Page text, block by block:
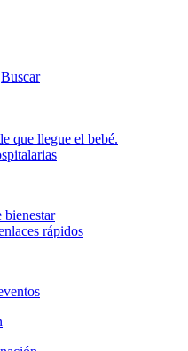
Buscar
que llegue el bebé.
bienestar
rápidos